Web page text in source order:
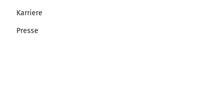
Karriere
Presse